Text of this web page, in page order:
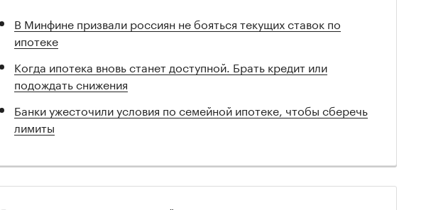
В Минфине призвали россиян не бояться текущих ставок по
ипотеке
Когда ипотека вновь станет доступной. Брать кредит или
подождать снижения
Банки ужесточили условия по семейной ипотеке, чтобы сберечь
лимиты